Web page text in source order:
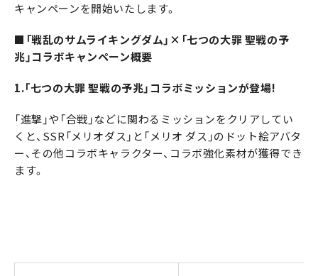
キャンペーンを開始いたします。
■「戦乱のサムライキングダム」×「七つの大罪 聖戦の予
兆」コラボキャンペーン概要
1.「七つの大罪 聖戦の予兆」コラボミッションが登場!
「進撃」や「合戦」などに関わるミッションをクリアしてい
くと、SSR「メリオダス」と「メリオ ダス」のドット絵アバタ
ー、その他コラボキャラクター、コラボ強化素材が獲得でき
ます。